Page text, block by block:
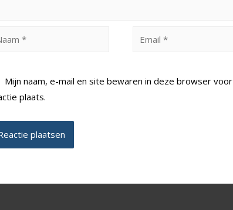
Mijn naam, e-mail en site bewaren in deze browser
plaats.